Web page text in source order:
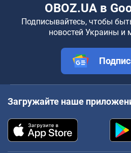
OBOZ.UA в
Подписывайтесь, чтобы
новостей Украины и
Загружайте наше